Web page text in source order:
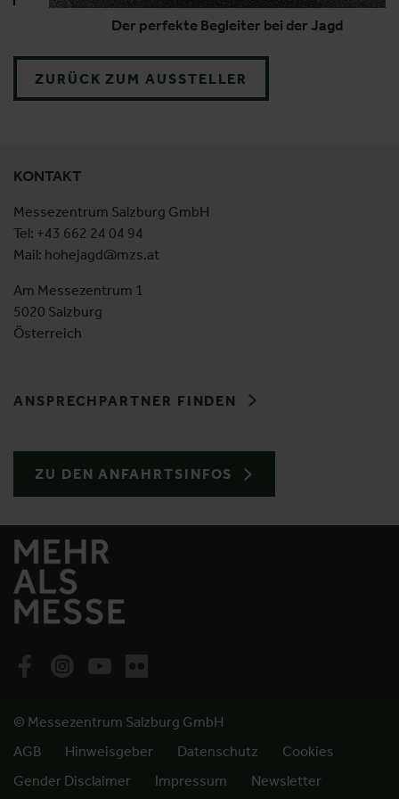
Der perfekte Begleiter bei der Jagd
ZURÜCK ZUM AUSSTELLER
KONTAKT
Messezentrum Salzburg GmbH
Tel: +43 662 24 04 94
Mail: hohejagd@mzs.at
Am Messezentrum 1
5020 Salzburg
Österreich
ANSPRECHPARTNER FINDEN
ZU DEN ANFAHRTSINFOS
© Messezentrum Salzburg GmbH
AGB
Hinweisgeber Datenschutz
Cookies
Gender Disclaimer
Impressum Newsletter